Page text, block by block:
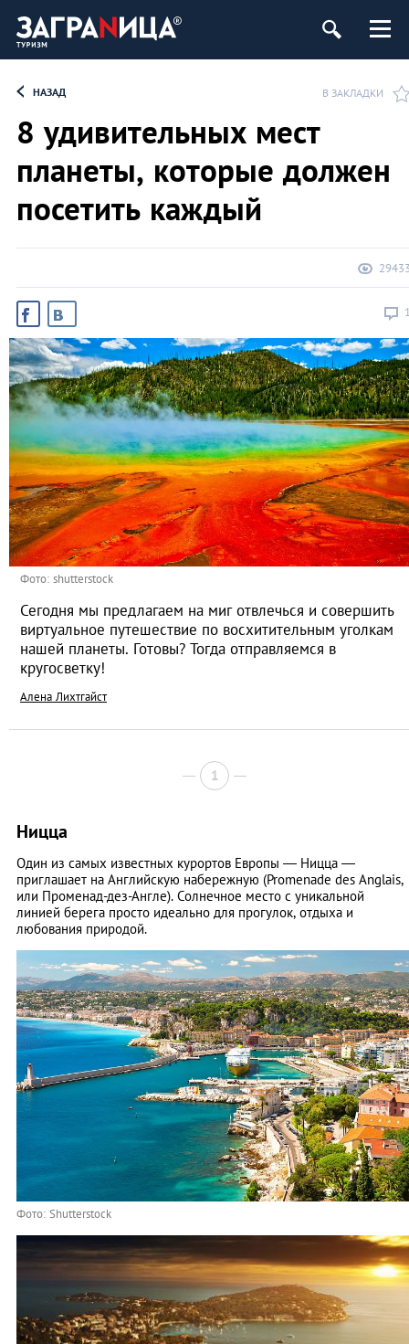
НАЗАД В ЗАКЛАДКИ
8 удивительных мест
планеты, которые должен
посетить каждый
Фото: shutterstock
Сегодня мы предлагаем на миг отвлечься и совершить
виртуальное путешествие по восхитительным уголкам
нашей планеты. Готовы? Тогда отправляемся в
кругосветку!
Алена Лихтгайст
1
Ницца
Один из самых известных курортов Европы — Ницца —
приглашает на Английскую набережную (Promenade des Anglais,
или Променад-дез-Англе). Солнечное место с уникальной
линией берега просто идеально для прогулок, отдыха и
любования природой.
Фото: Shutterstock